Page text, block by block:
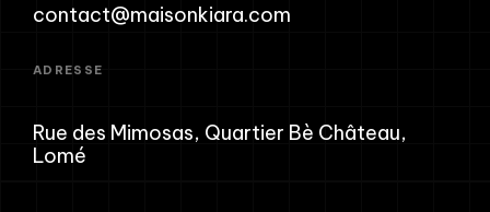
contact@maisonkiara.com
ADRESSE
Rue des Mimosas, Quartier Bè Château,
Lomé